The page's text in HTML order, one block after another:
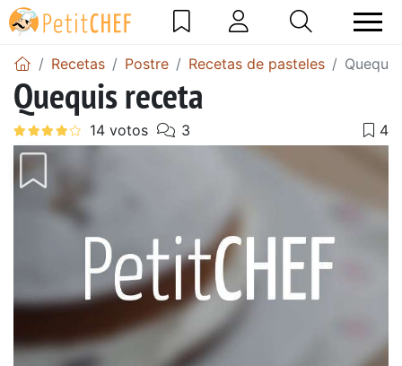
Recetas Postre Recetas de pasteles
Quequis receta